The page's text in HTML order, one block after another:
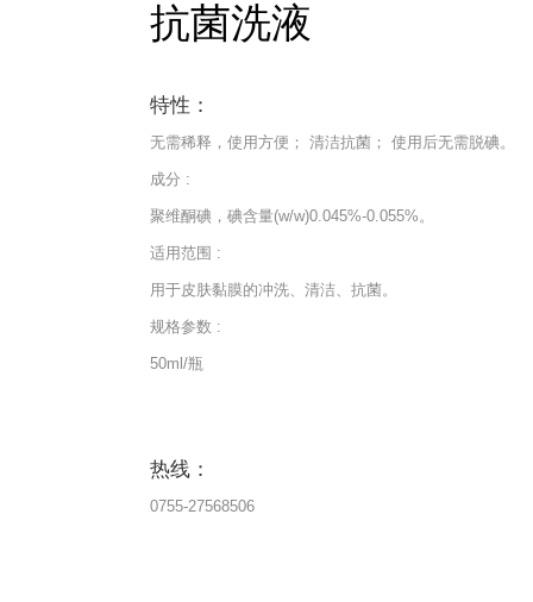
抗菌洗液
特性：
无需稀释，使用方便； 清洁抗菌； 使用后无需脱碘。
成分 :
聚维酮碘，碘含量(w/w)0.045%-0.055%。
适用范围 :
用于皮肤黏膜的冲洗、清洁、抗菌。
规格参数 :
50ml/瓶
热线：
0755-27568506